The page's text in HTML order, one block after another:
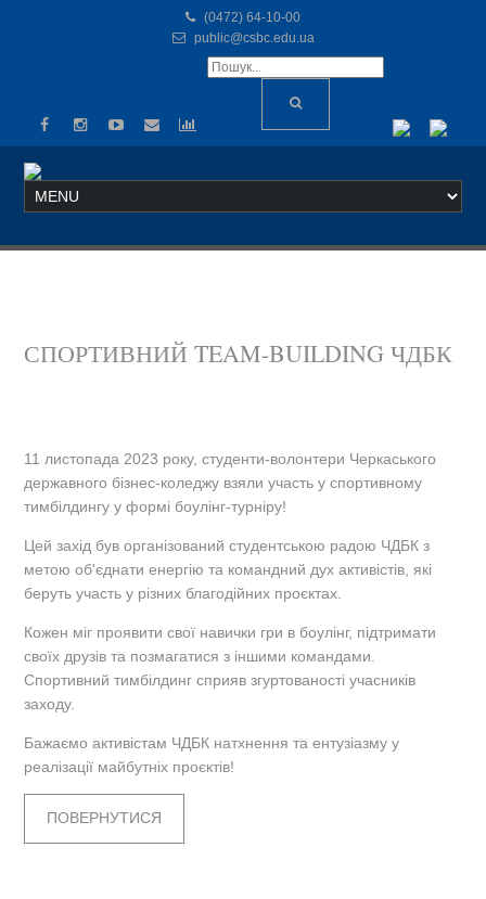
(0472) 64-10-00
public@csbc.edu.ua
СПОРТИВНИЙ TEAM-BUILDING ЧДБК
11 листопада 2023 року, студенти-волонтери Черкаського
державного бізнес-коледжу взяли участь у спортивному
тимбілдингу у формі боулінг-турніру!
Цей захід був організований студентською радою ЧДБК з
метою об'єднати енергію та командний дух активістів, які
беруть участь у різних благодійних проєктах.
Кожен міг проявити свої навички гри в боулінг, підтримати
своїх друзів та позмагатися з іншими командами.
Спортивний тимбілдинг сприяв згуртованості учасників
заходу.
Бажаємо активістам ЧДБК натхнення та ентузіазму у
реалізації майбутніх проєктів!
ПОВЕРНУТИСЯ